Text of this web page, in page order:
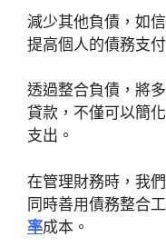
減少其他負債，如
提高個人的債務支
透過整合負債，將
貸款，不僅可以簡
支出。
在管理財務時，我
同時善用債務整合
率成本。